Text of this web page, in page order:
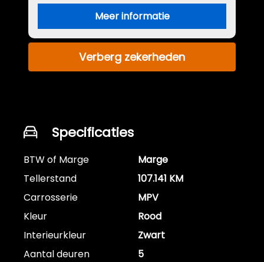
Meer informatie
Verberg zekerheden
Specificaties
BTW of Marge
Marge
Tellerstand
107.141 KM
Carrosserie
MPV
Kleur
Rood
Interieurkleur
Zwart
Aantal deuren
5